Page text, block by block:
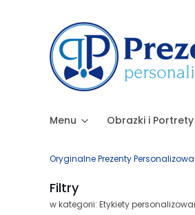
Menu Obrazki i Portrety
Oryginalne Prezenty
Filtry
w kategorii: Etykiety